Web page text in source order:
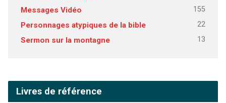
Messages Vidéo 155
Personnages atypiques de la bible 22
Sermon sur la montagne 13
Livres de référence